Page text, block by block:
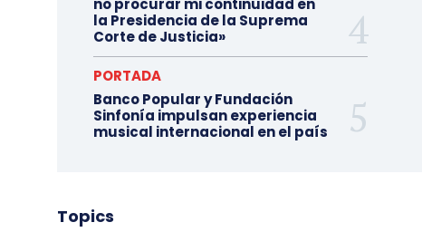
no procurar mi continuidad en
la Presidencia de la Suprema
Corte de Justicia»
PORTADA
Banco Popular y Fundación
Sinfonía impulsan experiencia
musical internacional en el país
Topics